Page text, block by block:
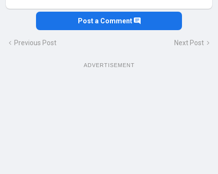
Post a Comment
Previous Post Next Post
ADVERTISEMENT